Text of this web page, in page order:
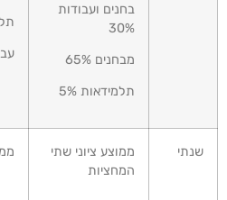
בחנים ועבודות
30%
מבחנים 65%
תלמידאות 5%
שנתי
ממוצע ציוני שתי
המחציות